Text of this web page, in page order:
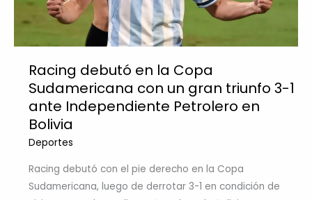
Racing debutó en la Copa
Sudamericana con un gran triunfo 3-1
ante Independiente Petrolero en
Bolivia
Deportes
Racing debutó con el pie derecho en la Copa
Sudamericana, luego de derrotar 3-1 en condición de